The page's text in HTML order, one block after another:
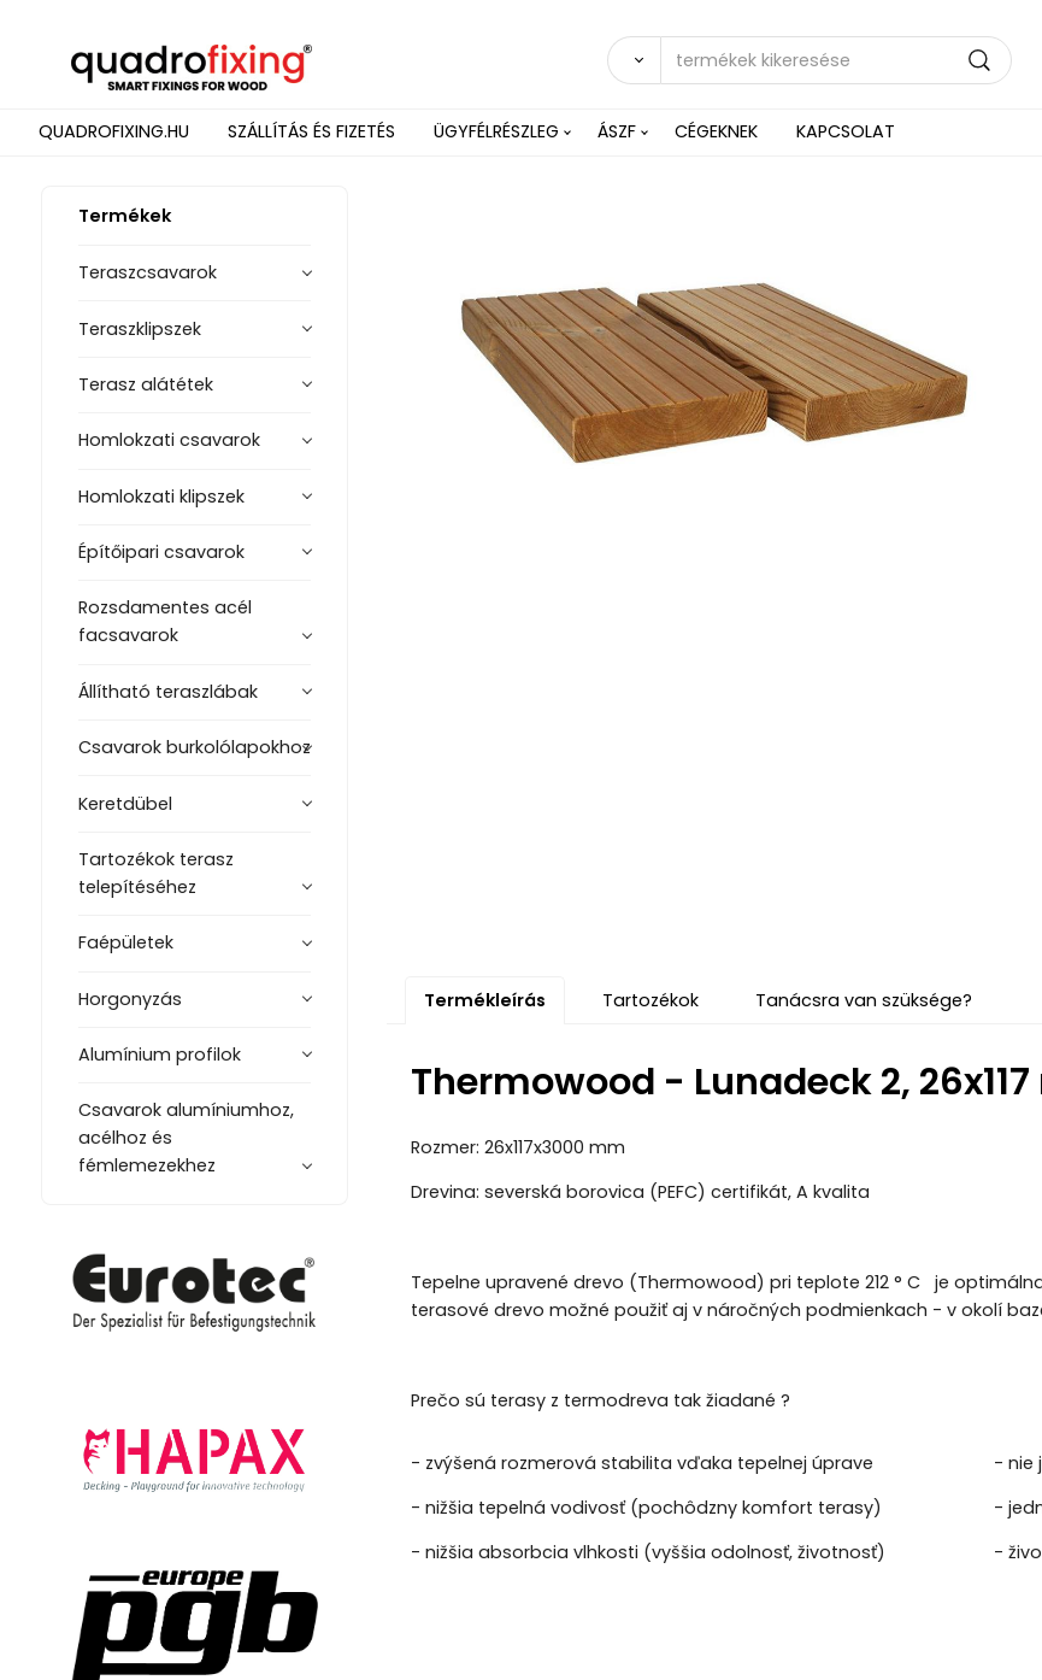
QUADROFIXING.HU SZÁLLÍTÁS ÉS FIZETÉS ÜGYFÉLRÉSZLEG ÁSZF CÉGEKNEK KAPCSOLAT
Termékek
Teraszcsavarok
Teraszklipszek
Terasz alátétek
Homlokzati csavarok
Homlokzati klipszek
Építőipari csavarok
Rozsdamentes acél
facsavarok
Állítható teraszlábak
Csavarok burkolólapokhoz
Keretdübel
Tartozékok terasz
telepítéséhez
Faépületek
Horgonyzás
Alumínium profilok
Csavarok alumíniumhoz,
acélhoz és
fémlemezekhez
Termékleírás Tartozékok Tanácsra van szüksége?
Thermowood - Lunadeck 2,
Rozmer: 26x117x3000 mm
Drevina: severská borovica (PEFC) certifikát, A kvalita
Tepelne upravené drevo (Thermowood) pri teplote 212 ° C je
terasové drevo možné použiť aj v náročných podmienkach - v okolí
Prečo sú terasy z termodreva tak žiadané ?
- zvýšená rozmerová stabilita vďaka tepelnej úprave
- nižšia tepelná vodivosť (pochôdzny komfort terasy)
- nižšia absorbcia vlhkosti (vyššia odolnosť, životnosť)
- nie
-
-